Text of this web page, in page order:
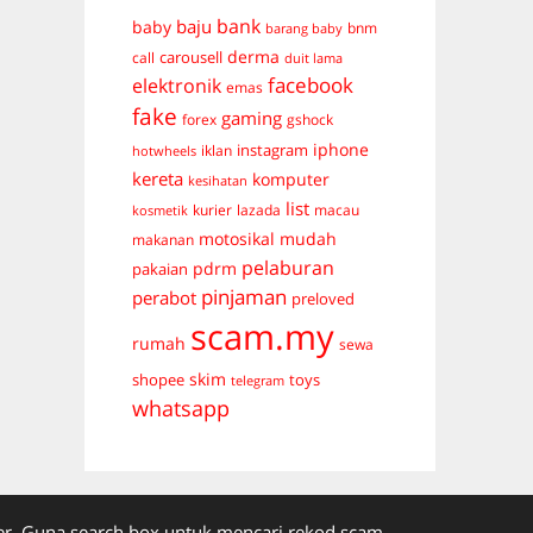
baby baju bank barang baby bnm
call carousell derma duit lama
elektronik emas facebook
fake forex gaming gshock
hotwheels iklan instagram iphone
kereta kesihatan komputer
kosmetik kurier lazada list macau
makanan motosikal mudah
pakaian pdrm pelaburan
perabot pinjaman preloved
rumah scam.my sewa
shopee skim telegram toys
whatsapp